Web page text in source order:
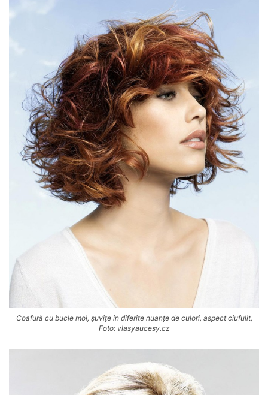
Coafură cu bucle moi, șuvițe în diferite nuanțe de culori, aspect ciufulit,
Foto: vlasyaucesy.cz